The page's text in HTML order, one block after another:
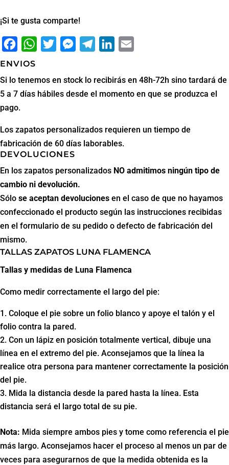
¡Si te gusta comparte!
FacebookWhatsApp
ENVIOS
Si lo tenemos en stock lo recibirás en 48h-72h sino tardará de
5 a 7 días hábiles desde el momento en que se produzca el
pago.
Los zapatos personalizados requieren un tiempo de
fabricación de 60 días laborables.
DEVOLUCIONES
En los zapatos personalizados NO admitimos ningún tipo de
cambio ni devolución.
Sólo se aceptan devoluciones en el caso de que no hayamos
confeccionado el producto según las instrucciones recibidas
en el formulario de su pedido o defecto de fabricación del
mismo.
TALLAS ZAPATOS LUNA FLAMENCA
Tallas y medidas de Luna Flamenca
Como medir correctamente el largo del pie:
Coloque el pie sobre un folio blanco y apoye el talón y el
folio contra la pared.
Con un lápiz en posición totalmente vertical, dibuje una
línea en el extremo del pie. Aconsejamos que la línea la
realice otra persona para mantener correctamente la posición
del pie.
Mida la distancia desde la pared hasta la línea. Esta
distancia será el largo total de su pie.
Nota: Mida siempre ambos pies y tome como referencia el pie
más largo. Aconsejamos hacer el proceso al menos un par de
veces para asegurarnos de que la medida obtenida es la